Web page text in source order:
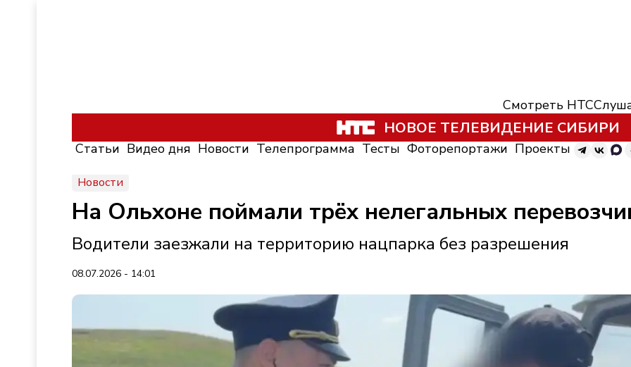
Смотреть НТС
НОВОЕ ТЕЛЕВИДЕНИЕ СИБИРИ
Статьи Видео дня Новости Телепрограмма Тесты Фоторепортажи Проекты
Новости
На Ольхоне поймали трёх нелегальных
Водители заезжали на территорию нацпарка без разрешения
08.07.2026 - 14:01